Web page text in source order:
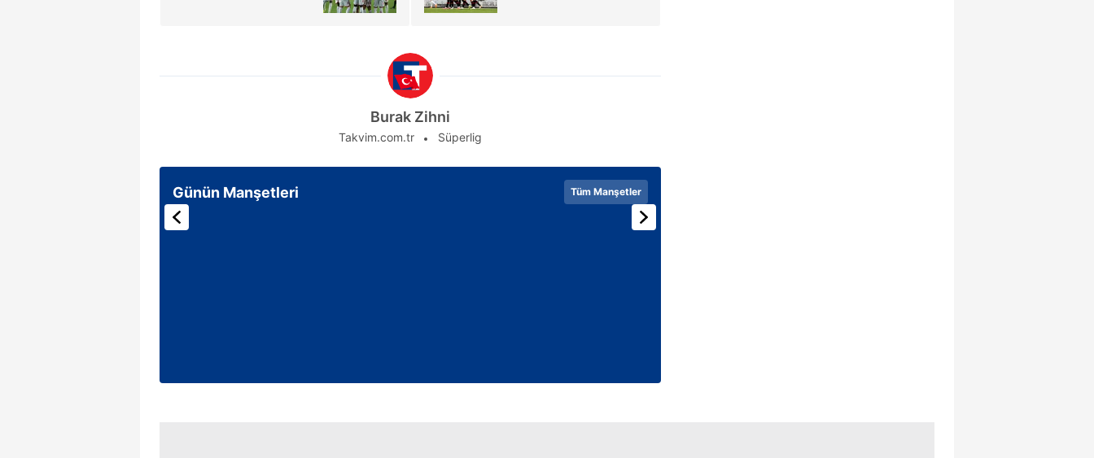
Burak Zihni
Takvim.com.tr Süperlig
Günün Manşetleri Tüm Manşetler